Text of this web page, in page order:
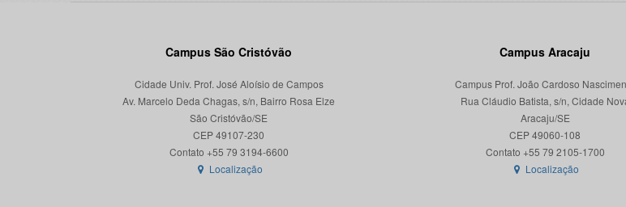
Campus São Cristóvão
Cidade Univ. Prof. José Aloísio de Campos
Av. Marcelo Deda Chagas, s/n, Bairro Rosa Elze
São Cristóvão/SE
CEP 49107-230
Localização
Campus Aracaju
Campus Prof. João Cardoso
Rua Cláudio Batista, s/n, Cidade
Aracaju/SE
CEP 49060-108
Localização